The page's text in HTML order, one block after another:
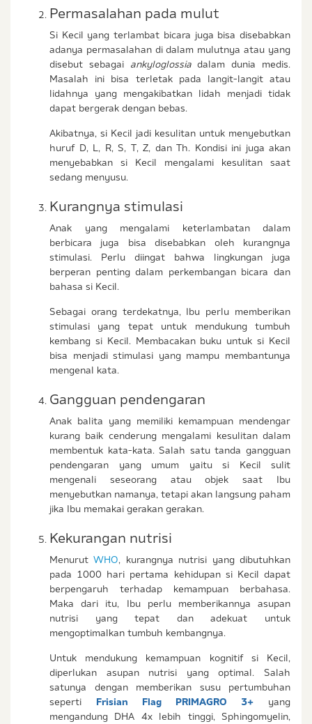
Permasalahan pada mulut
Si Kecil yang terlambat bicara juga bisa disebabkan
adanya permasalahan di dalam mulutnya atau yang
disebut sebagai ankyloglossiadalam dunia medis.
Masalah ini bisa terletak pada langit-langit atau
lidahnya yang mengakibatkan lidah menjadi tidak
dapat bergerak dengan bebas.
Akibatnya, si Kecil jadi kesulitan untuk menyebutkan
huruf D, L, R, S, T, Z, dan Th. Kondisi ini juga akan
menyebabkan si Kecil mengalami kesulitan saat
sedang menyusu.
Kurangnya stimulasi
Anak yang mengalami keterlambatan dalam
berbicara juga bisa disebabkan oleh kurangnya
stimulasi. Perlu diingat bahwa lingkungan juga
berperan penting dalam perkembangan bicara dan
bahasa si Kecil.
Sebagai orang terdekatnya, Ibu perlu memberikan
stimulasi yang tepat untuk mendukung tumbuh
kembang si Kecil. Membacakan buku untuk si Kecil
bisa menjadi stimulasi yang mampu membantunya
mengenal kata.
Gangguan pendengaran
Anak balita yang memiliki kemampuan mendengar
kurang baik cenderung mengalami kesulitan dalam
membentuk kata-kata. Salah satu tanda gangguan
pendengaran yang umum yaitu si Kecil sulit
mengenali seseorang atau objek saat Ibu
menyebutkan namanya, tetapi akan langsung paham
jika Ibu memakai gerakan gerakan.
Kekurangan nutrisi
MenurutWHO, kurangnya nutrisi yang dibutuhkan
pada 1000 hari pertama kehidupan si Kecil dapat
berpengaruh terhadap kemampuan berbahasa.
Maka dari itu, Ibu perlu memberikannya asupan
nutrisi yang tepat dan adekuat untuk
mengoptimalkan tumbuh kembangnya.
Untuk mendukung kemampuan kognitif si Kecil,
diperlukan asupan nutrisi yang optimal. Salah
satunya dengan memberikan susu pertumbuhan
seperti Frisian Flag PRIMAGRO 3+ yang
mengandung DHA 4x lebih tinggi, Sphingomyelin,